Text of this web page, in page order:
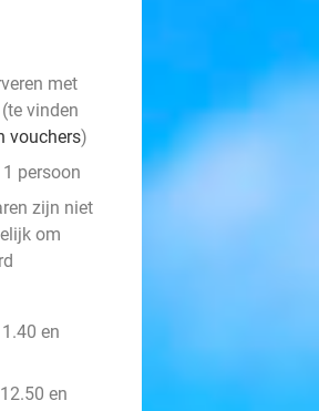
met
vinden
vouchers)
persoon
zijn niet
om
en
en